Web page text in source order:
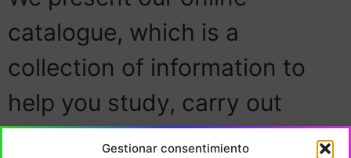
Gestionar consentimiento
catalogue, which is a
collection of information to
help you study, carry out
research, learn about best